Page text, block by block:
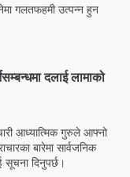
गलतफहमी उत्पन्न हुन
दलाई लामाको
आध्यात्मिक गुरुले आफ्नो
बारेमा सार्वजनिक
सूचना दिनुपर्छ।